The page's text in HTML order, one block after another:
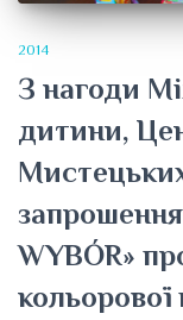
2014
З нагоди
дитини,
WYBÓR»